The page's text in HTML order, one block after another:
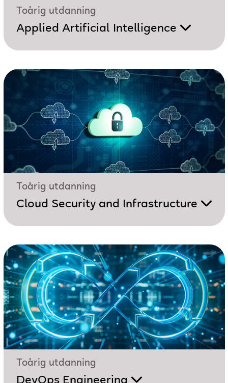
Toårig utdanning
Applied Artificial Intelligence
Toårig utdanning
Cloud Security and Infrastructure
Toårig utdanning
DevOps Engineering